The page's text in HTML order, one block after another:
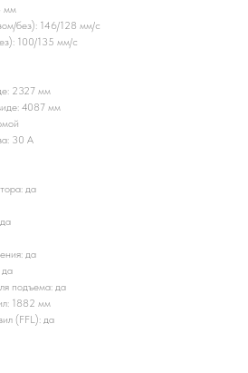
мм
без): 146/128 мм/с
100/135 мм/с
2327 мм
4087 мм
30 А
да
да
да
подъема: да
1882 мм
(FFL): да